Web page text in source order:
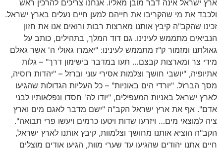
ארץ ישראל אינה דבר מובן מאליו. אנחנו צריכים להרכין ראש
ולכבד את מי שהקריבו את חייהם למען חיים נעלים בארץ ישראל.
זכינו שהקב"ה קיבץ אותנו מארצות רבות ורואים אנו את חזון
הנביאים מתממש לעינינו. גם דוד המלך, בתהילים, כותב על
גאולתנו ומזמור ק"ז מתממש לעינינו: "יאמרו גאולי ה' אשר גאלם
מידי צר ומארצות קבצם… תעו במדבר בישימון דרך" – גלות
אתיופיה, "יושבי חושך וצלמות אסירי עוני וברזל – "יהדות רוסיה,
מסך הברזל. "יורדי הים באוניות" – כל העליות הגדולות שהגיעו
לארץ ישראל באניות המעפילים, "יודו לה' חסדו ונפלאותיו לבני
אדם". אף את ארץ ישראל הקב"ה "ישם מדבר לאגם מים וארץ
ציה למוצאי מים… ויזרעו שדות ויטעו כרמים ויעשו פרי תבואה".
הקב"ה הוציא אותנו מחושך וצלמוות, קיבץ אותנו לארץ ישראל,
חיים אתנו יהודים שהגיעו עד שערי מוות, הגיעו אודים מוצלים